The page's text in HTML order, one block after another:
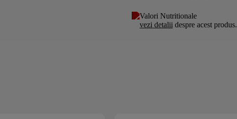
Valori Nutritionale
vezi detalii despre acest produs.